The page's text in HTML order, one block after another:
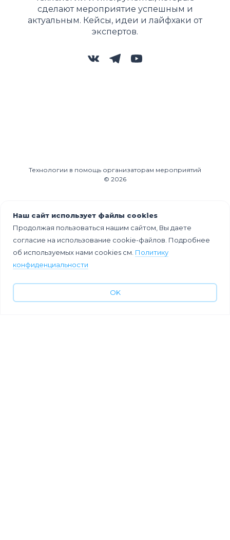
сделают мероприятие успешным и
актуальным. Кейсы, идеи и лайфхаки от
экспертов.
Технологии в помощь организаторам мероприятий
© 2026
Облако тегов
Наш сайт использует файлы cookies
Продолжая пользоваться нашим сайтом, Вы даете
согласие на использование cookie-файлов. Подробнее
об используемых нами cookies см. Политику
конфиденциальности
OK